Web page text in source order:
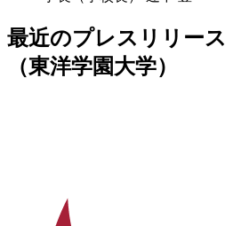
最近のプレスリリース
（東洋学園大学）